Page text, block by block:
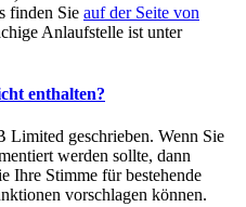
finden Sie auf der Seite von
Anlaufstelle ist unter
enthalten?
geschrieben. Wenn Sie
werden sollte, dann
Ihre Stimme für bestehende
vorschlagen können.